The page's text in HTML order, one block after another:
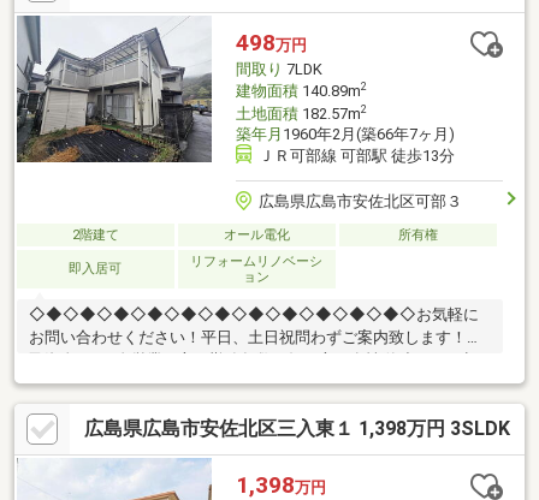
498万円
間取り 7LDK
建物面積140.89m2
土地面積182.57m2
築年月 1960年2月(築66年7ヶ月)
ＪＲ可部線 可部駅 徒歩13分
広島県広島市安佐北区可部３
2階建て オール電化 所有権
即入居可
リフォームリノベーシ
ョン
◇◆◇◆◇◆◇◆◇◆◇◆◇◆◇◆◇◆◇◆◇◆◇お気軽に
お問い合わせください！平日、土日祝問わずご案内致します！自
込みを希望の方、資金計画でご不安な方もお気軽にご相談くださ
い♪また、現在進行形で借入がある方もおまとめローンが可能です
♪◇◆◇◆◇◆◇◆◇◆◇◆◇◆◇◆◇◆◇◆◇◆◇お支払い
例頭金0円・ボーナス払い無し住宅ローン借入れ額 498万円の場
合 月々14034円※変動金利・420回払い・金利0.99％の場合
広島県広島市安佐北区三入東１ 1,398万円 3SLDK
1,398万円